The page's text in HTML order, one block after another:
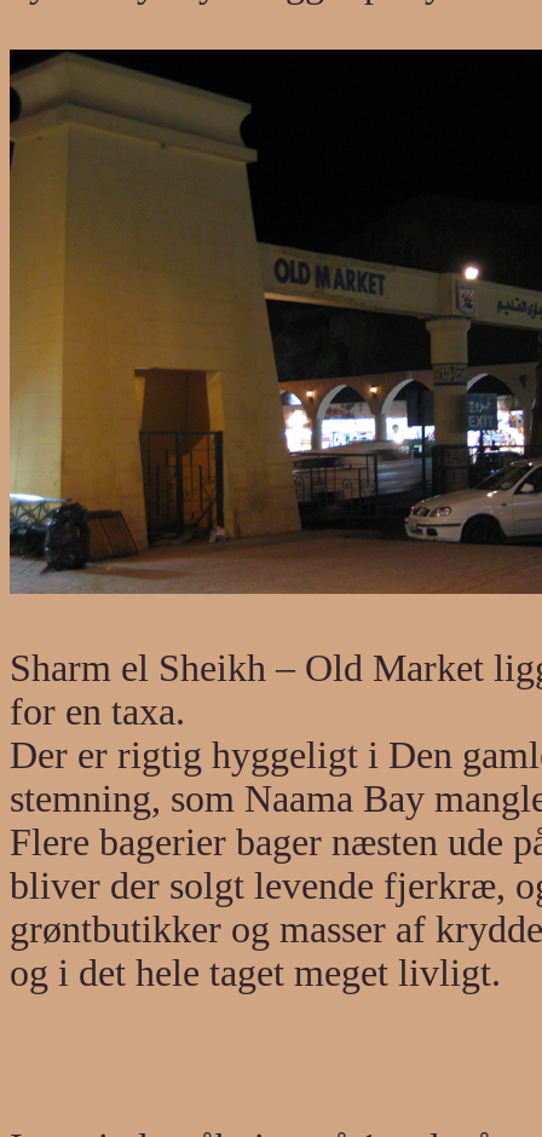
Sharm el Sheikh – Old Market
for en taxa.
Der er rigtig hyggeligt i Den
stemning, som Naama Bay
Flere bagerier bager næsten ude
bliver der solgt levende fjerkræ,
grøntbutikker og masser af
og i det hele taget meget livligt.